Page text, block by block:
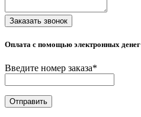
Заказать звонок
Оплата с помощью электронных денег
Введите номер заказа*
Отправить